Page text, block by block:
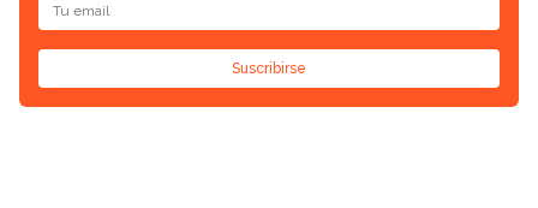
Suscribirse